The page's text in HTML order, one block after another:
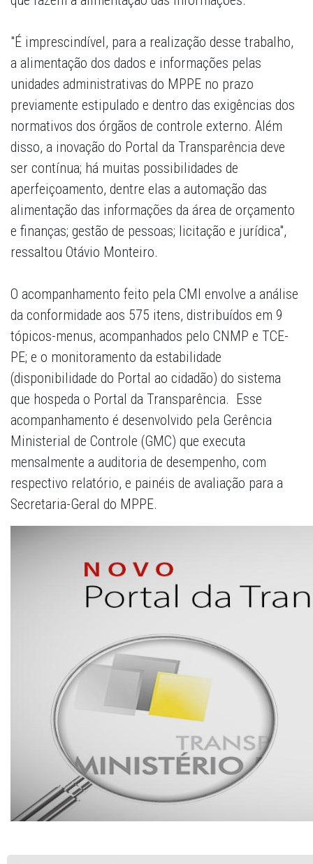
"É imprescindível, para a realização desse trabalho,
a alimentação dos dados e informações pelas
unidades administrativas do MPPE no prazo
previamente estipulado e dentro das exigências dos
normativos dos órgãos de controle externo. Além
disso, a inovação do Portal da Transparência deve
ser contínua; há muitas possibilidades de
aperfeiçoamento, dentre elas a automação das
alimentação das informações da área de orçamento
e finanças; gestão de pessoas; licitação e jurídica",
ressaltou Otávio Monteiro.
O acompanhamento feito pela CMI envolve a análise
da conformidade aos 575 itens, distribuídos em 9
tópicos-menus, acompanhados pelo CNMP e TCE-
PE; e o monitoramento da estabilidade
(disponibilidade do Portal ao cidadão) do sistema
que hospeda o Portal da Transparência. Esse
acompanhamento é desenvolvido pela Gerência
Ministerial de Controle (GMC) que executa
mensalmente a auditoria de desempenho, com
respectivo relatório, e painéis de avaliação para a
Secretaria-Geral do MPPE.